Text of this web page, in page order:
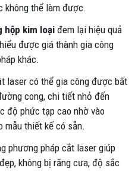
không thể làm được.
hộp kim loại đem lại hiệu quả
được giá thành gia công
khác.
laser có thể gia công được bất
cong, chi tiết nhỏ đến
độ phức tạp cao nhờ vào
mẫu thiết kế có sẵn.
phương pháp cắt laser giúp
không bị răng cưa, độ sắc